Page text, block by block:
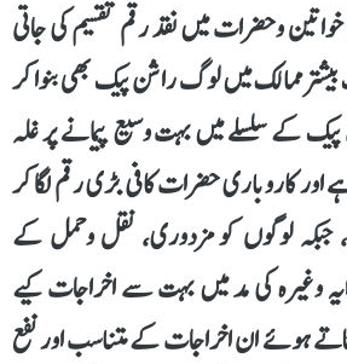
وحضرات میں نقد رقم تقسیم کی جاتی
ممالک میں لوگ راشن پیک بھی بنوا کر
کے سلسلے میں بہت وسیع پیمانے پر غلہ
اور کاروباری حضرات کافی بڑی رقم لگا کر
جبکہ لوگوں کو مزدوری، نقل وحمل کے
وغیرہ کی مد میں بہت سے اخراجات کیے
ہوئے ان اخراجات کے متناسب اور نفع